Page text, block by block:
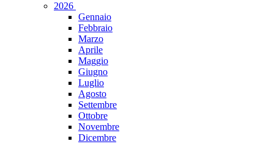
2026
Gennaio
Febbraio
Marzo
Aprile
Maggio
Giugno
Luglio
Agosto
Settembre
Ottobre
Novembre
Dicembre